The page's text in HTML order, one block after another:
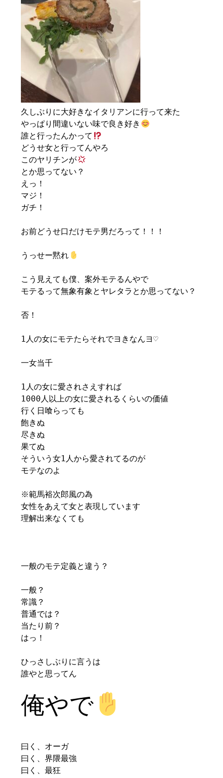
久しぶりに大好きなイタリアンに行って来た
やっぱり間違いない味で良き好き
誰と行ったんかって
どうせ女と行ってんやろ
このヤリチンが
とか思ってない？
えっ！
マジ！
ガチ！
お前どうせ口だけモテ男だろって！！！
うっせー黙れ
こう見えても僕、案外モテるんやで
モテるって無象有象とヤレタラとか思ってない？
否！
1人の女にモテたらそれでヨきなんヨ♡
一女当千
1人の女に愛されさえすれば
1000人以上の女に愛されるくらいの価値
行く日喰らっても
飽きぬ
尽きぬ
果てぬ
そういう女1人から愛されてるのが
モテなのよ
※範馬裕次郎風の為
女性をあえて女と表現しています
理解出来なくても
一般のモテ定義と違う？
一般？
常識？
普通では？
当たり前？
はっ！
ひっさしぶりに言うは
誰やと思ってん
俺やで
曰く、オーガ
曰く、界隈最強
曰く、最狂